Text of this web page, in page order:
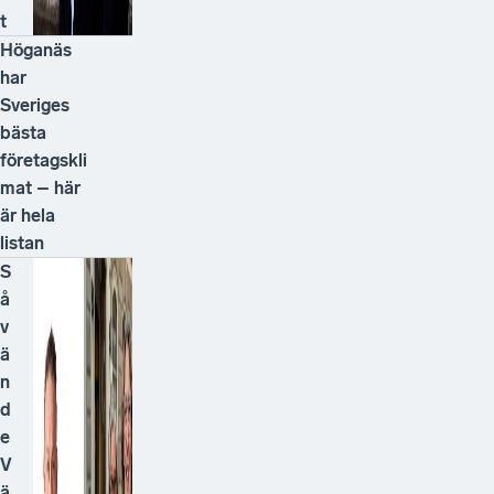
t
Höganäs
har
Sveriges
bästa
företagskli
mat – här
är hela
listan
S
å
v
ä
n
d
e
V